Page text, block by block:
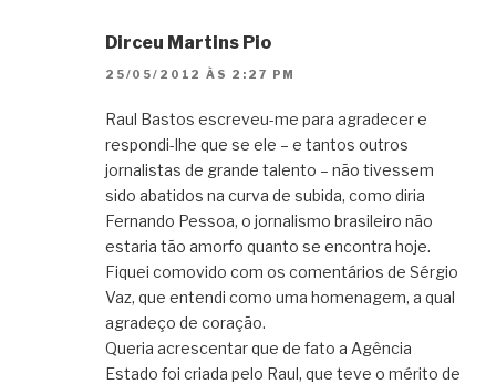
Dirceu Martins Pio
25/05/2012 ÀS 2:27 PM
Raul Bastos escreveu-me para agradecer e
respondi-lhe que se ele – e tantos outros
jornalistas de grande talento – não tivessem
sido abatidos na curva de subida, como diria
Fernando Pessoa, o jornalismo brasileiro não
estaria tão amorfo quanto se encontra hoje.
Fiquei comovido com os comentários de Sérgio
Vaz, que entendi como uma homenagem, a qual
agradeço de coração.
Queria acrescentar que de fato a Agência
Estado foi criada pelo Raul, que teve o mérito de